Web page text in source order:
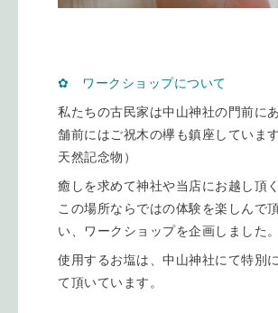
✿ ワークショップについて
私たちの古民家は中山神社の門前に
舗前にはご祝木の欅も鎮座していま
天然記念物）
癒しを求めて神社や当店にお越し頂
この場所ならではの体験を楽しんで
い、ワークショップを企画しました。
使用するお塩は、中山神社にて特別
て頂いています。